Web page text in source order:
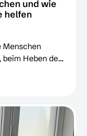
und wie
helfen
Menschen
Heben des
Beschwerden
Patienten